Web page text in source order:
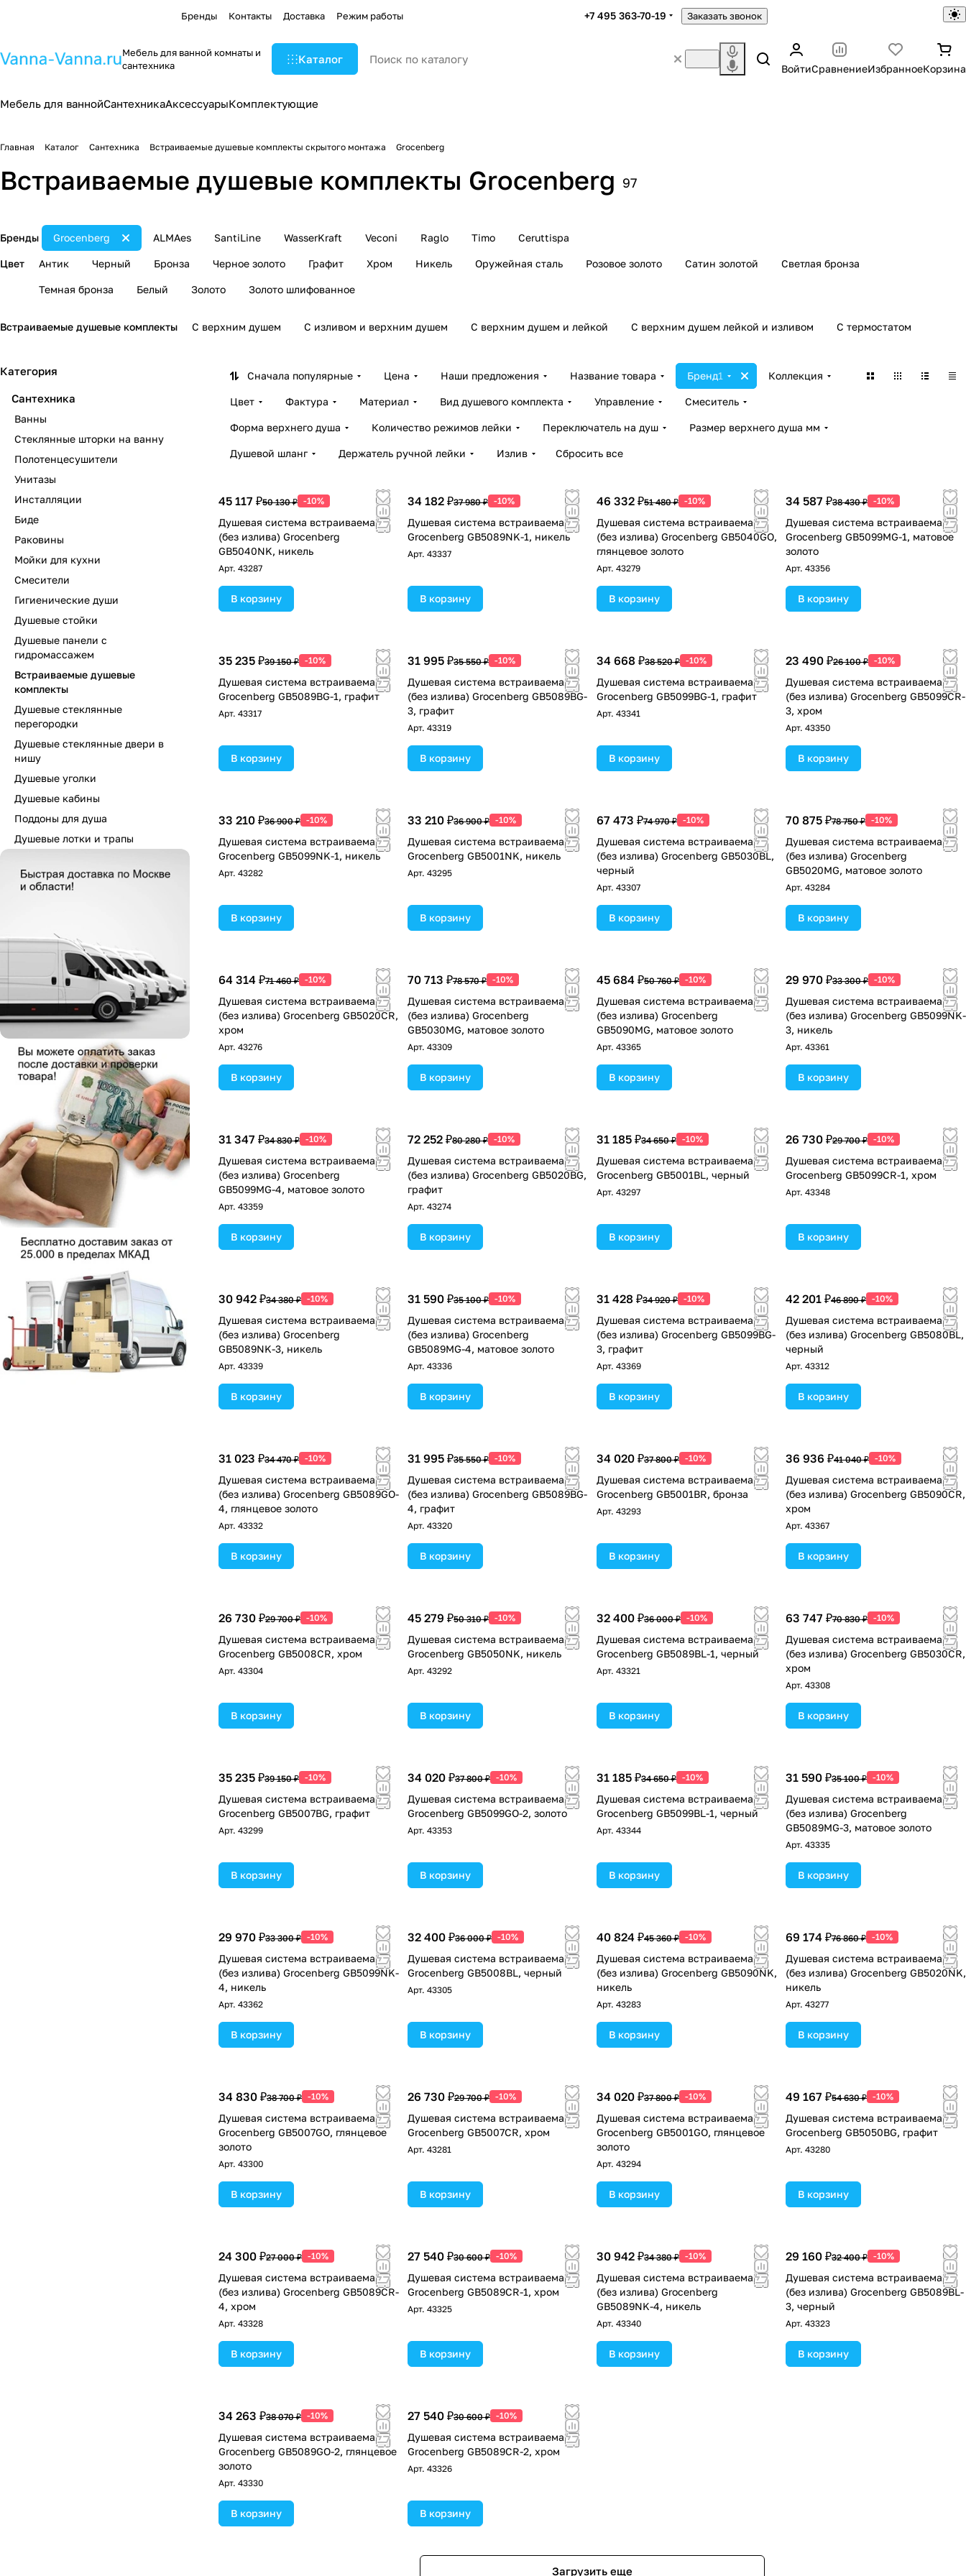
Бренды Контакты Доставка Режим работы +7 495 363-70-19 Заказать звонок
Мебель для ванной комнаты и
сантехника
Каталог
ВойтиСравнениеИзбранноеКорзина
Мебель для ваннойСантехникаАксессуарыКомплектующие
Главная Каталог Сантехника Встраиваемые душевые комплекты скрытого монтажа Grocenberg
Встраиваемые душевые комплекты Grocenberg 97
Бренды ALMAes SantiLine WasserKraft Veconi Raglo
Grocenberg Timo Ceruttispa
Цвет Антик Черный Бронза Черное золото Графит Хром Никель Оружейная сталь Розовое золото Сатин золотой Светлая бронза
Темная бронза Белый Золото Золото шлифованное
Встраиваемые душевые комплекты С верхним душем С изливом и верхним душем С верхним душем и лейкой С верхним душем лейкой и изливом С термостатом
Сначала популярные Цена Наши предложения Название товара Бренд1 Коллекция
Цвет Фактура Материал Вид душевого комплекта Управление Смеситель
Форма верхнего душа Количество режимов лейки Переключатель на душ Размер верхнего душа мм
Душевой шланг Держатель ручной лейки Излив Сбросить все
45 117 ₽50 130 ₽ -10%
Душевая система встраиваемая
(без излива) Grocenberg
GB5040NK, никель
Арт. 43287
В корзину
34 182 ₽37 980 ₽ -10%
Душевая система встраиваемая
Grocenberg GB5089NK-1, никель
Арт. 43337
В корзину
46 332 ₽51 480 ₽ -10%
Душевая система встраиваемая
(без излива) Grocenberg GB5040GO,
глянцевое золото
Арт. 43279
В корзину
34 587 ₽38 430 ₽ -10%
Душевая система встраиваемая
Grocenberg GB5099MG-1, матовое
золото
Арт. 43356
В корзину
35 235 ₽39 150 ₽ -10%
Душевая система встраиваемая
Grocenberg GB5089BG-1, графит
Арт. 43317
В корзину
31 995 ₽35 550 ₽ -10%
Душевая система встраиваемая
(без излива) Grocenberg GB5089BG-
3, графит
Арт. 43319
В корзину
34 668 ₽38 520 ₽ -10%
Душевая система встраиваемая
Grocenberg GB5099BG-1, графит
Арт. 43341
В корзину
23 490 ₽26 100 ₽ -10%
Душевая система встраиваемая
(без излива) Grocenberg GB5099CR-
3, хром
Арт. 43350
В корзину
33 210 ₽36 900 ₽ -10%
Душевая система встраиваемая
Grocenberg GB5099NK-1, никель
Арт. 43282
В корзину
33 210 ₽36 900 ₽ -10%
Душевая система встраиваемая
Grocenberg GB5001NK, никель
Арт. 43295
В корзину
67 473 ₽74 970 ₽ -10%
Душевая система встраиваемая
(без излива) Grocenberg GB5030BL,
черный
Арт. 43307
В корзину
70 875 ₽78 750 ₽ -10%
Душевая система встраиваемая
(без излива) Grocenberg
GB5020MG, матовое золото
Арт. 43284
В корзину
64 314 ₽71 460 ₽ -10%
Душевая система встраиваемая
(без излива) Grocenberg GB5020CR,
хром
Арт. 43276
В корзину
70 713 ₽78 570 ₽ -10%
Душевая система встраиваемая
(без излива) Grocenberg
GB5030MG, матовое золото
Арт. 43309
В корзину
45 684 ₽50 760 ₽ -10%
Душевая система встраиваемая
(без излива) Grocenberg
GB5090MG, матовое золото
Арт. 43365
В корзину
29 970 ₽33 300 ₽ -10%
Душевая система встраиваемая
(без излива) Grocenberg GB5099NK-
3, никель
Арт. 43361
В корзину
31 347 ₽34 830 ₽ -10%
Душевая система встраиваемая
(без излива) Grocenberg
GB5099MG-4, матовое золото
Арт. 43359
В корзину
72 252 ₽80 280 ₽ -10%
Душевая система встраиваемая
(без излива) Grocenberg GB5020BG,
графит
Арт. 43274
В корзину
31 185 ₽34 650 ₽ -10%
Душевая система встраиваемая
Grocenberg GB5001BL, черный
Арт. 43297
В корзину
26 730 ₽29 700 ₽ -10%
Душевая система встраиваемая
Grocenberg GB5099CR-1, хром
Арт. 43348
В корзину
30 942 ₽34 380 ₽ -10%
Душевая система встраиваемая
(без излива) Grocenberg
GB5089NK-3, никель
Арт. 43339
В корзину
31 590 ₽35 100 ₽ -10%
Душевая система встраиваемая
(без излива) Grocenberg
GB5089MG-4, матовое золото
Арт. 43336
В корзину
31 428 ₽34 920 ₽ -10%
Душевая система встраиваемая
(без излива) Grocenberg GB5099BG-
3, графит
Арт. 43369
В корзину
42 201 ₽46 890 ₽ -10%
Душевая система встраиваемая
(без излива) Grocenberg GB5080BL,
черный
Арт. 43312
В корзину
31 023 ₽34 470 ₽ -10%
Душевая система встраиваемая
(без излива) Grocenberg GB5089GO-
4, глянцевое золото
Арт. 43332
В корзину
31 995 ₽35 550 ₽ -10%
Душевая система встраиваемая
(без излива) Grocenberg GB5089BG-
4, графит
Арт. 43320
В корзину
34 020 ₽37 800 ₽ -10%
Душевая система встраиваемая
Grocenberg GB5001BR, бронза
Арт. 43293
В корзину
36 936 ₽41 040 ₽ -10%
Душевая система встраиваемая
(без излива) Grocenberg GB5090CR,
хром
Арт. 43367
В корзину
26 730 ₽29 700 ₽ -10%
Душевая система встраиваемая
Grocenberg GB5008CR, хром
Арт. 43304
В корзину
45 279 ₽50 310 ₽ -10%
Душевая система встраиваемая
Grocenberg GB5050NK, никель
Арт. 43292
В корзину
32 400 ₽36 000 ₽ -10%
Душевая система встраиваемая
Grocenberg GB5089BL-1, черный
Арт. 43321
В корзину
63 747 ₽70 830 ₽ -10%
Душевая система встраиваемая
(без излива) Grocenberg GB5030CR,
хром
Арт. 43308
В корзину
35 235 ₽39 150 ₽ -10%
Душевая система встраиваемая
Grocenberg GB5007BG, графит
Арт. 43299
В корзину
34 020 ₽37 800 ₽ -10%
Душевая система встраиваемая
Grocenberg GB5099GO-2, золото
Арт. 43353
В корзину
31 185 ₽34 650 ₽ -10%
Душевая система встраиваемая
Grocenberg GB5099BL-1, черный
Арт. 43344
В корзину
31 590 ₽35 100 ₽ -10%
Душевая система встраиваемая
(без излива) Grocenberg
GB5089MG-3, матовое золото
Арт. 43335
В корзину
29 970 ₽33 300 ₽ -10%
Душевая система встраиваемая
(без излива) Grocenberg GB5099NK-
4, никель
Арт. 43362
В корзину
32 400 ₽36 000 ₽ -10%
Душевая система встраиваемая
Grocenberg GB5008BL, черный
Арт. 43305
В корзину
40 824 ₽45 360 ₽ -10%
Душевая система встраиваемая
(без излива) Grocenberg GB5090NK,
никель
Арт. 43283
В корзину
69 174 ₽76 860 ₽ -10%
Душевая система встраиваемая
(без излива) Grocenberg GB5020NK,
никель
Арт. 43277
В корзину
34 830 ₽38 700 ₽ -10%
Душевая система встраиваемая
Grocenberg GB5007GO, глянцевое
золото
Арт. 43300
В корзину
26 730 ₽29 700 ₽ -10%
Душевая система встраиваемая
Grocenberg GB5007CR, хром
Арт. 43281
В корзину
34 020 ₽37 800 ₽ -10%
Душевая система встраиваемая
Grocenberg GB5001GO, глянцевое
золото
Арт. 43294
В корзину
49 167 ₽54 630 ₽ -10%
Душевая система встраиваемая
Grocenberg GB5050BG, графит
Арт. 43280
В корзину
24 300 ₽27 000 ₽ -10%
Душевая система встраиваемая
(без излива) Grocenberg GB5089CR-
4, хром
Арт. 43328
В корзину
27 540 ₽30 600 ₽ -10%
Душевая система встраиваемая
Grocenberg GB5089CR-1, хром
Арт. 43325
В корзину
30 942 ₽34 380 ₽ -10%
Душевая система встраиваемая
(без излива) Grocenberg
GB5089NK-4, никель
Арт. 43340
В корзину
29 160 ₽32 400 ₽ -10%
Душевая система встраиваемая
(без излива) Grocenberg GB5089BL-
3, черный
Арт. 43323
В корзину
34 263 ₽38 070 ₽ -10%
Душевая система встраиваемая
Grocenberg GB5089GO-2, глянцевое
золото
Арт. 43330
В корзину
27 540 ₽30 600 ₽ -10%
Душевая система встраиваемая
Grocenberg GB5089CR-2, хром
Арт. 43326
В корзину
Загрузить еще
Категория
Сантехника
Ванны
Стеклянные шторки на ванну
Полотенцесушители
Унитазы
Инсталляции
Биде
Раковины
Мойки для кухни
Смесители
Гигиенические души
Душевые стойки
Душевые панели с
гидромассажем
Встраиваемые душевые
комплекты
Душевые стеклянные
перегородки
Душевые стеклянные двери в
нишу
Душевые уголки
Душевые кабины
Поддоны для душа
Душевые лотки и трапы